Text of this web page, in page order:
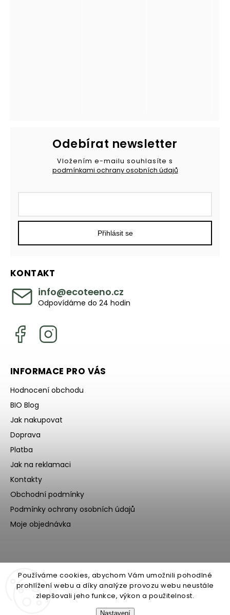
Používáme cookies, abychom Vám umožnili pohodlné
prohlížení webu a díky analýze provozu webu neustále
zlepšovali jeho funkce, výkon a použitelnost.
Nastavení
KONTAKT
info@ecoteeno.cz
Odpovídáme do 24 hodin
Odebírat newsletter
Vložením e-mailu souhlasíte s
podmínkami ochrany osobních údajů
Přihlásit se
INFORMACE PRO VÁS
Hodnocení obchodu
BIO Blog
Jak nakupovat
Doprava
Platba
Jak na reklamaci
Kontakty
Obchodní podmínky
Podmínky ochrany osobních údajů
Moje objednávka